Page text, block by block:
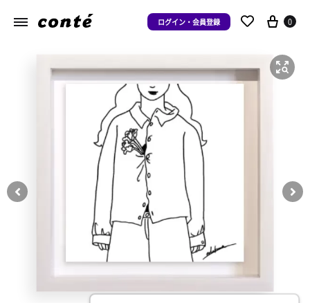
ログイン・会員登録 0